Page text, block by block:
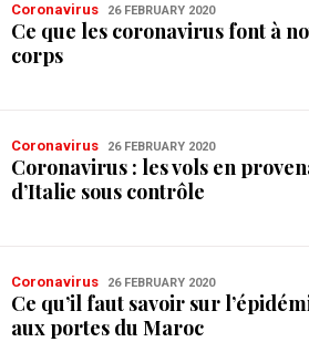
Coronavirus 26 FEBRUARY 2020
Ce que les coronavirus font à
corps
Coronavirus 26 FEBRUARY 2020
Coronavirus : les vols en
d’Italie sous contrôle
Coronavirus 26 FEBRUARY 2020
Ce qu’il faut savoir sur
aux portes du Maroc